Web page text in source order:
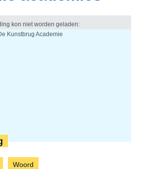
Woord